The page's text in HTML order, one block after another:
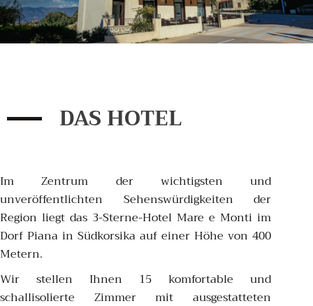
DAS HOTEL
Im Zentrum der wichtigsten und
unveröffentlichten Sehenswürdigkeiten der
Region liegt das 3-Sterne-Hotel Mare e Monti im
Dorf Piana in Südkorsika auf einer Höhe von 400
Metern.
Wir stellen Ihnen 15 komfortable und
schallisolierte Zimmer mit ausgestatteten